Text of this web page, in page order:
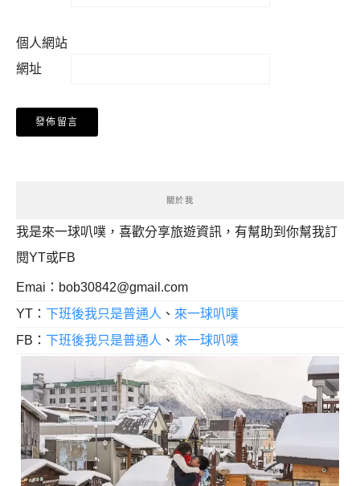
個人網站
網址
關於我
我是來一球叭噗，喜歡分享旅遊資訊，有幫助到你幫我訂
閱YT或FB
Emai： bob30842@gmail.com
YT： 下班後我只是普通人 、 來一球叭噗
FB： 下班後我只是普通人 、 來一球叭噗